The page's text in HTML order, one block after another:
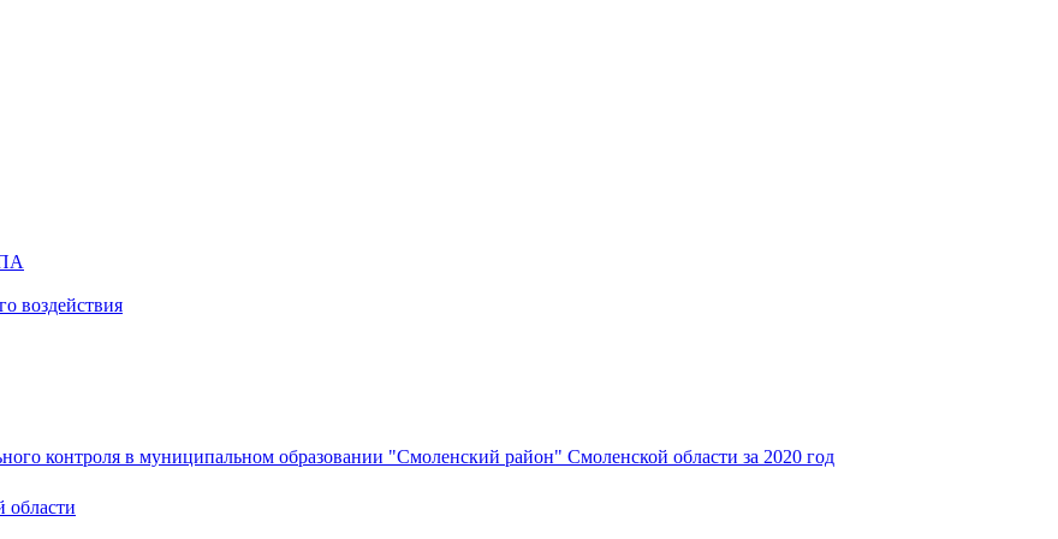
воздействия
контроля в муниципальном образовании "Смоленский район" Смоленской области за 2020 год
области